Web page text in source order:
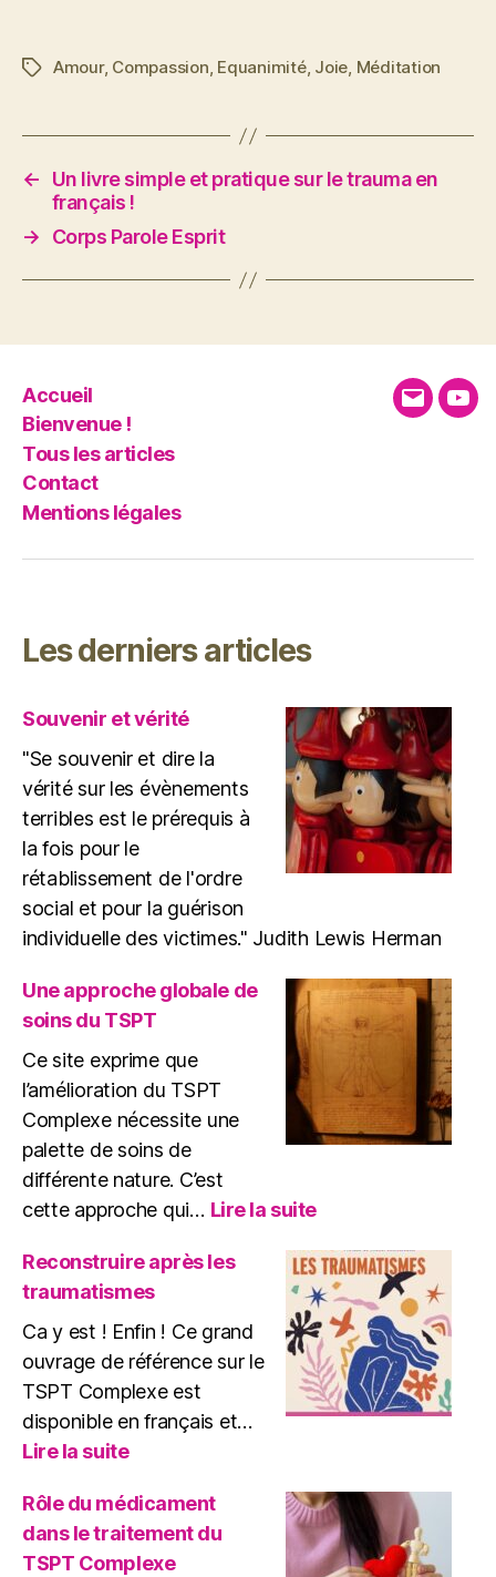
Étiquettes
Amour, Compassion, Equanimité, Joie, Méditation
←
Un livre simple et pratique sur le trauma en
français !
→
Corps Parole Esprit
Accueil
Bienvenue !
Tous les articles
Contact
Mentions légales
E-
Les derniers articles
Souvenir et vérité
"Se souvenir et dire la
vérité sur les évènements
terribles est le prérequis à
la fois pour le
rétablissement de l'ordre
social et pour la guérison
individuelle des victimes." Judith Lewis Herman
Une approche globale de
soins du TSPT
Ce site exprime que
l’amélioration du TSPT
Complexe nécessite une
palette de soins de
différente nature. C’est
cette approche qui… Lire la suite:
approche
globale
de
soins
du
TSPT
Reconstruire après les
traumatismes
Ca y est ! Enfin ! Ce grand
ouvrage de référence sur le
TSPT Complexe est
disponible en français et…
Lire la suite:
après
traumatismes
Rôle du médicament
dans le traitement du
TSPT Complexe